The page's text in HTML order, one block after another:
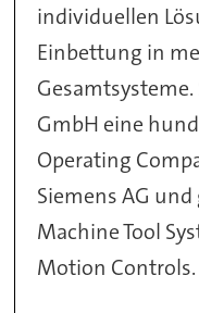
individuellen
Einbettung in
GmbH eine
Operating
Siemens AG
Machine Tool
Motion Controls.